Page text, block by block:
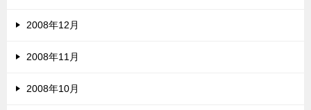
2008年12月
2008年11月
2008年10月